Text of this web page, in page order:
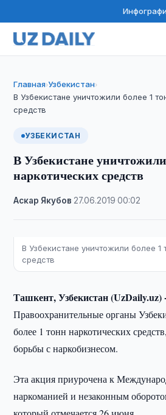
Главная›Узбекистан›
В Узбекистане уничтожили более 1
средств
УЗБЕКИСТАН
В Узбекистане
наркотических средств
Аскар Якубов 27.06.2019 ·00:02
В Узбекистане уничтожили более 1
средств
Ташкент, Узбекистан (UzDaily.uz)
Правоохранительные органы
более 1 тонн наркотических
борьбы с наркобизнесом.
Эта акция приурочена к
наркоманией и незаконным